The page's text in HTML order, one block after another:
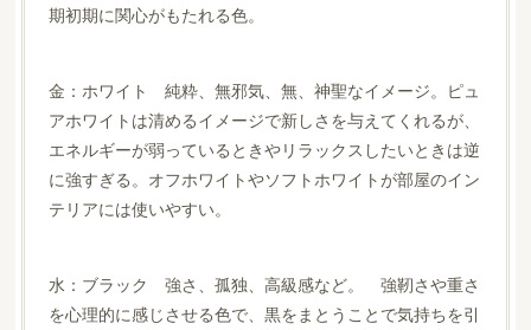
期初期に関心がもたれる色。
金：ホワイト 純粋、無邪気、無、神聖なイメージ。ピュ
アホワイトは清めるイメージで新しさを与えてくれるが、
エネルギーが弱っているときやリラックスしたいときは逆
に強すぎる。オフホワイトやソフトホワイトが部屋のイン
テリアには使いやすい。
水：ブラック 強さ、孤独、高級感など。 強靭さや重さ
を心理的に感じさせる色で、黒をまとうことで気持ちを引